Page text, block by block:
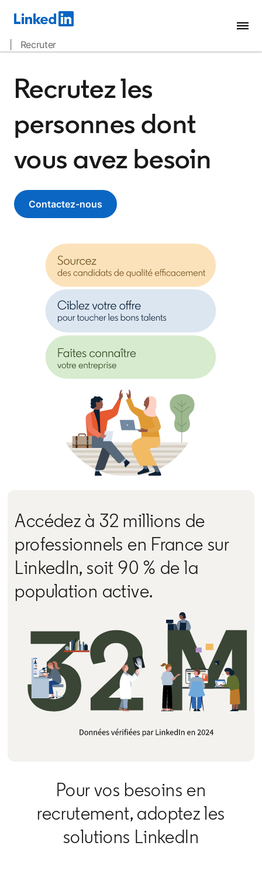
| Recruter
Recrutez les
personnes dont
vous avez besoin
Contactez-nous
Accédez à 32 millions de
professionnels en France sur
LinkedIn, soit 90 % de la
population active.
Pour vos besoins en
recrutement, adoptez les
solutions LinkedIn